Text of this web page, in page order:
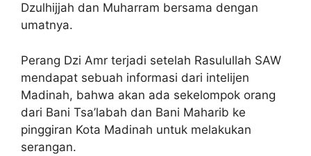
Dzulhijjah dan Muharram bersama dengan
umatnya.
Perang Dzi Amr terjadi setelah Rasulullah SAW
mendapat sebuah informasi dari intelijen
Madinah, bahwa akan ada sekelompok orang
dari Bani Tsa’labah dan Bani Maharib ke
pinggiran Kota Madinah untuk melakukan
serangan.